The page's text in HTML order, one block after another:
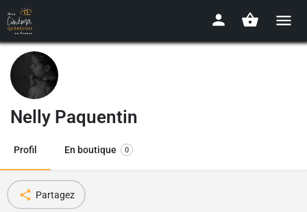
Nelly Paquentin
Profil En boutique 0
Partagez